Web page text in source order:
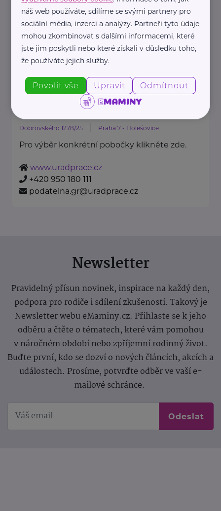
Oděvní banka je charitativní
organizace, která každoročně
poskytuje více ...
https://www.odevnibanka.cz/
+420 702 019 159
info@odevnibanka.cz
Úřad práce České republiky
Dobrovského 1278/25 Praha 7 - Holešovice
Pro výběr konkrétní pobočky klikněte zde.
www.uradprace.cz
+420 950 180 111
podatelna.gr@uradprace.cz
Newsletter
Pravidelný přísun novinek, inspirace na každý den,
podpora pro rodiče i sdílení zkušeností. Takový je
Newsletter webu eMaminy.cz. Přihlaste se k jeho
odběru a čtěte o tématech, které vám pomohou
v náročném období nebo zpříjemní rodinný život.
Buďte první, kdo se dozví o nových článcích, akcích a
událostech. Prosíme, potvrďte odběr ve vaší e-
mailové schránce.
Odeslat
náš web používáte, sdílíme se svými partnery pro
sociální média, inzerci a analýzy. Partneři tyto údaje
mohou zkombinovat s dalšími informacemi, které
jste jim poskytli nebo které získali v důsledku toho,
že používáte jejich služby.
Povolit vše Upravit Odmítnout